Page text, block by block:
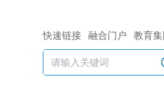
快速链接 融合门户 教育